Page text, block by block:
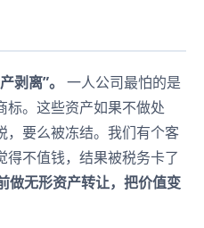
剥离”。 一人公司最怕的是
标。这些资产如果不做处
，要么被冻结。我们有个客
得不值钱，结果被税务卡了
做无形资产转让，把价值变